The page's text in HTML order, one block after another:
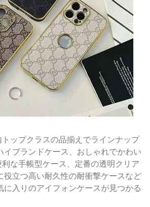
トップクラスの品揃えでラインナップ
イブランドケース、おしゃれでかわい
利な手帳型ケース、定番の透明クリア
役立つ高い耐久性の耐衝撃ケースなど
に入りのアイフォンケースが見つかる